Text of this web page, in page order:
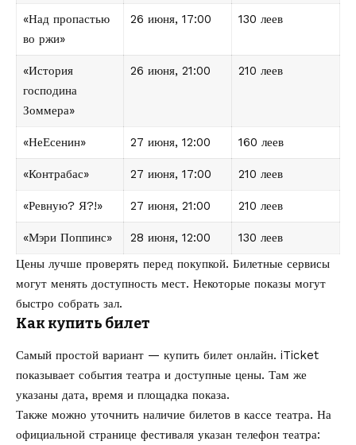
«Над пропастью
во ржи»
26 июня, 17:00 130 леев
«История
господина
Зоммера»
26 июня, 21:00 210 леев
«НеЕсенин» 27 июня, 12:00 160 леев
«Контрабас» 27 июня, 17:00 210 леев
«Ревную? Я?!» 27 июня, 21:00 210 леев
«Мэри Поппинс» 28 июня, 12:00
130 леев
Цены лучше проверять перед покупкой. Билетные сервисы
могут менять доступность мест. Некоторые показы могут
быстро собрать зал.
Как купить билет
Самый простой вариант — купить билет онлайн. iTicket
показывает события театра и доступные цены. Там же
указаны дата, время и площадка показа.
Также можно уточнить наличие билетов в кассе театра. На
официальной странице фестиваля указан телефон театра: